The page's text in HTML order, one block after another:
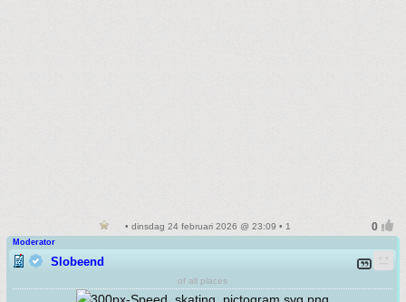
• dinsdag 24 februari 2026 @ 23:09 • 1
Moderator
Slobeend
of all places